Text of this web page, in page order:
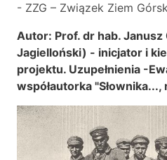
- ZZG – Związek Ziem
Autor: Prof. dr hab.
Jagielloński) - inicjator i
projektu. Uzupełnienia -
współautorka